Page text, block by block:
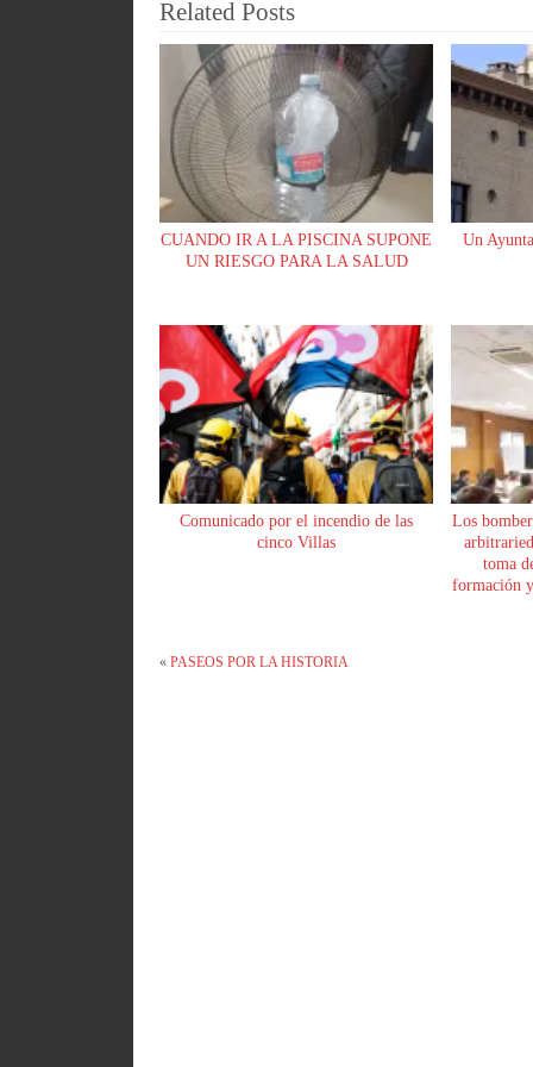
ok A
pp
rti
r
Related Posts
CUANDO IR A LA PISCINA SUPONE
UN RIESGO PARA LA SALUD
Un
Comunicado por el incendio de las
cinco Villas
Los
toma
formación
«PASEOS POR LA HISTORIA